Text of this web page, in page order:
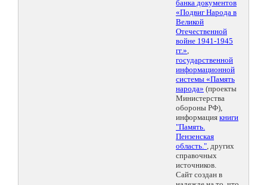
банка документов
«Подвиг Народа в
Великой
Отечественной
войне 1941-1945
гг.»,
государственной
информационной
системы «Память
народа» (проекты
Министерства
обороны РФ),
информация книги
"Память.
Пензенская
область.", других
справочных
источников.
Сайт создан в